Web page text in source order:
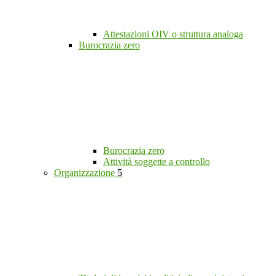
Attestazioni OIV o struttura analoga
Burocrazia zero
Burocrazia zero
Attività soggette a controllo
Organizzazione 5